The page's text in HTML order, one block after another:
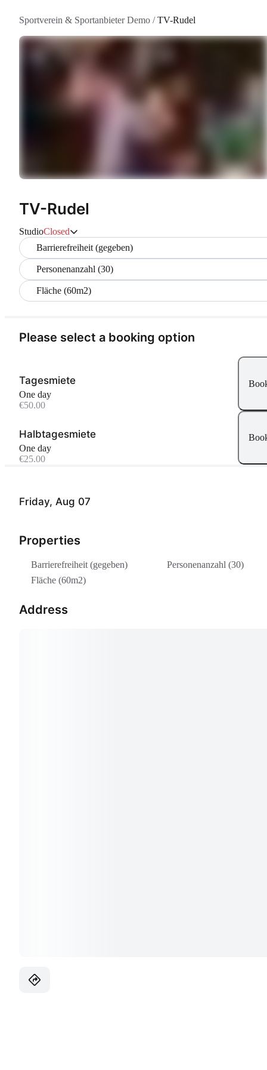
Sportverein & Sportanbieter Demo /TV-Rudel
TV-Rudel
StudioClosed
Barrierefreiheit (gegeben)
Personenanzahl (30)
Fläche (60m2)
Friday, Aug 07
Properties
Barrierefreiheit (gegeben)
Personenanzahl (30)
Fläche (60m2)
Address
Please select a booking option
Tagesmiete
One day
€50.00
Halbtagesmiete
One day
€25.00